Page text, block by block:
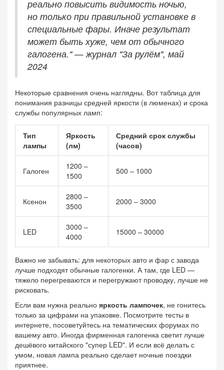
реально повысить видимость ночью,
но только при правильной установке в
специальные фары. Иначе результат
может быть хуже, чем от обычного
галогена." — журнал "За рулём", май
2024
Некоторые сравнения очень наглядны. Вот таблица для
понимания разницы средней яркости (в люменах) и срока
службы популярных ламп:
Тип
лампы
Яркость
(лм)
Средний срок службы
(часов)
Галоген
1200 –
1500
500 – 1000
Ксенон
2800 –
3500
2000 – 3000
LED
3000 –
4000
15000 – 30000
Важно не забывать: для некоторых авто и фар с завода
лучше подходят обычные галогенки. А там, где LED —
тяжело перегреваются и перегружают проводку, лучше не
рисковать.
Если вам нужна реально яркость лампочек, не гонитесь
только за цифрами на упаковке. Посмотрите тесты в
интернете, посоветуйтесь на тематических форумах по
вашему авто. Иногда фирменная галогенка светит лучше
дешёвого китайского "супер LED". И если всё делать с
умом, новая лампа реально сделает ночные поездки
приятнее.